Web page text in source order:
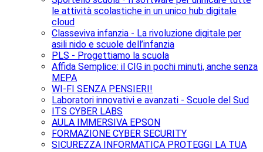
le attività scolastiche in un unico hub digitale
cloud
Classeviva infanzia - La rivoluzione digitale per
asili nido e scuole dell’infanzia
PLS - Progettiamo la scuola
Affida Semplice: il CIG in pochi minuti, anche senza
MEPA
WI-FI SENZA PENSIERI!
Laboratori innovativi e avanzati - Scuole del Sud
ITS CYBER LABS
AULA IMMERSIVA EPSON
FORMAZIONE CYBER SECURITY
SICUREZZA INFORMATICA PROTEGGI LA TUA